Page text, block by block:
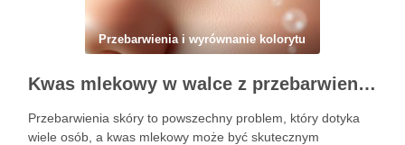
Przebarwienia i wyrównanie kolorytu
Kwas mlekowy w walce z przebarwieniami: skuteczne działanie i najczęstsze błędy stosowania
Przebarwienia skóry to powszechny problem, który dotyka
wiele osób, a kwas mlekowy może być skutecznym